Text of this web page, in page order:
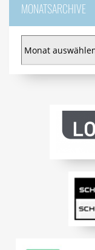
MONATSARCHIVE